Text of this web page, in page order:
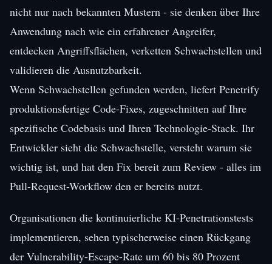
nicht nur nach bekannten Mustern - sie denken über Ihre
Anwendung nach wie ein erfahrener Angreifer,
entdecken Angriffsflächen, verketten Schwachstellen und
validieren die Ausnutzbarkeit.
Wenn Schwachstellen gefunden werden, liefert Penetrify
produktionsfertige Code-Fixes, zugeschnitten auf Ihre
spezifische Codebasis und Ihren Technologie-Stack. Ihr
Entwickler sieht die Schwachstelle, versteht warum sie
wichtig ist, und hat den Fix bereit zum Review - alles im
Pull-Request-Workflow den er bereits nutzt.
Organisationen die kontinuierliche KI-Penetrationstests
implementieren, sehen typischerweise einen Rückgang
der Vulnerability-Escape-Rate um 60 bis 80 Prozent